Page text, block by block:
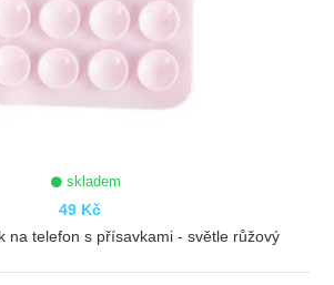
skladem
49 Kč
na telefon s přísavkami - světle růžový